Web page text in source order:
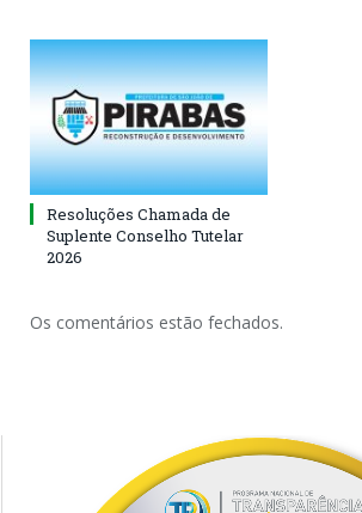
Resoluções Chamada de
Suplente Conselho Tutelar
2026
Os comentários estão fechados.